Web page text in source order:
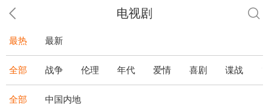
电视剧
最热 最新
全部 战争 伦理 年代 爱情 喜剧 谍战
全部 中国内地